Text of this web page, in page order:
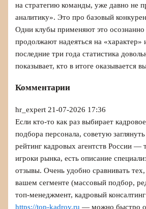
на стратегию команды, уже давно не
аналитику». Это про базовый
Одни клубы применяют это осознанно
продолжают надеяться на «характер»
последние три года статистика
показывает, кто в итоге оказывается
Комментарии
hr_expert 21-07-2026 17:36
Если кто-то как раз выбирает
подбора персонала, советую
рейтинг кадровых агентств России
игроки рынка, есть описание
отзывы. Очень удобно сравнивать
вашем сегменте (массовый подбор,
топ-менеджмент, кадровый
https://top-kadrov.ru — можно быстро